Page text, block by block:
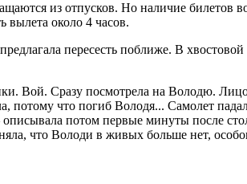
из отпусков. Но наличие билетов
около 4 часов.
пересесть поближе. В
Вой. Сразу посмотрела на Володю.
что погиб Володя... Самолет
потом первые минуты после
что Володи в живых больше нет,